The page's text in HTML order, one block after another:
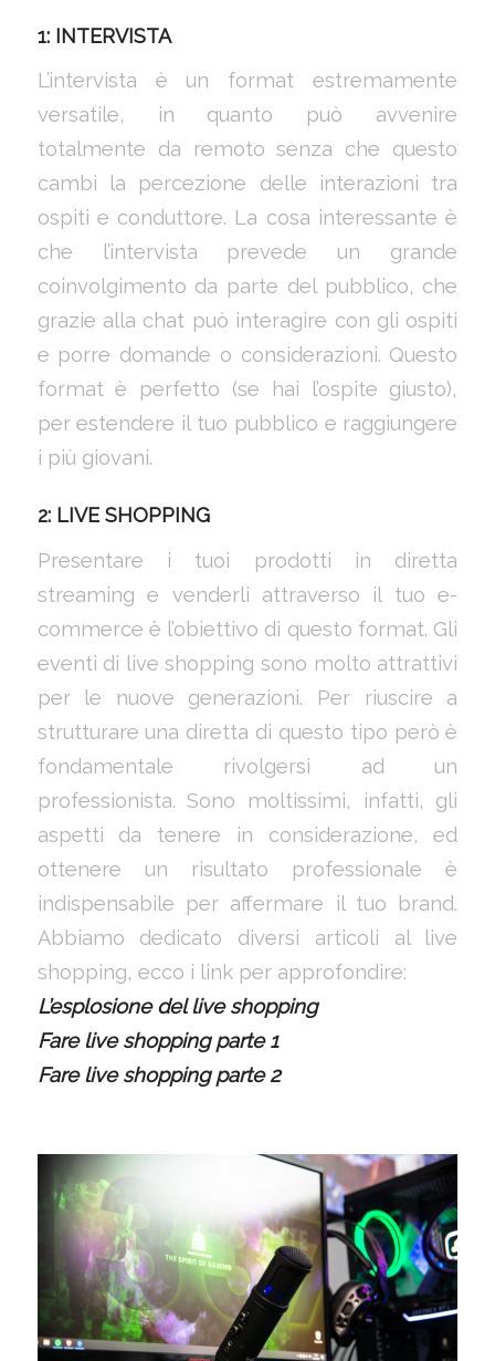
1: INTERVISTA
L’intervista è un format estremamente
versatile, in quanto può avvenire
totalmente da remoto senza che questo
cambi la percezione delle interazioni tra
ospiti e conduttore. La cosa interessante è
che l’intervista prevede un grande
coinvolgimento da parte del pubblico, che
grazie alla chat può interagire con gli ospiti
e porre domande o considerazioni. Questo
format è perfetto (se hai l’ospite giusto),
per estendere il tuo pubblico e raggiungere
i più giovani.
2: LIVE SHOPPING
Presentare i tuoi prodotti in diretta
streaming e venderli attraverso il tuo e-
commerce è l’obiettivo di questo format. Gli
eventi di live shopping sono molto attrattivi
per le nuove generazioni. Per riuscire a
strutturare una diretta di questo tipo però è
fondamentale rivolgersi ad un
professionista. Sono moltissimi, infatti, gli
aspetti da tenere in considerazione, ed
ottenere un risultato professionale è
indispensabile per affermare il tuo brand.
Abbiamo dedicato diversi articoli al live
shopping, ecco i link per approfondire:
L’esplosione del live shopping
Fare live shopping parte 1
Fare live shopping parte 2